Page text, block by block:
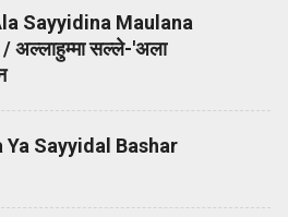
Sayyidina Maulana
सल्ले-'अला
Ya Sayyidal Bashar